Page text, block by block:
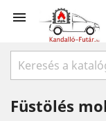

Füstölés